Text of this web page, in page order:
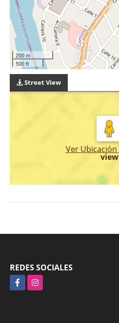
200 m
500 ft
Street View
Ver Ubicación
view
REDES SOCIALES
FacebookInstagram